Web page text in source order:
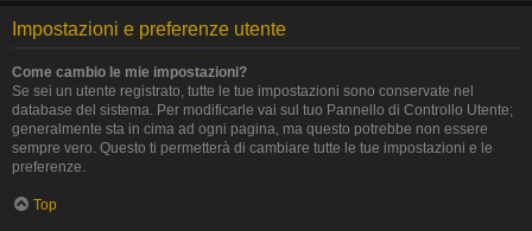
Impostazioni e preferenze utente
Come cambio le mie impostazioni?
Se sei un utente registrato, tutte le tue impostazioni sono conservate nel
database del sistema. Per modificarle vai sul tuo Pannello di Controllo Utente;
generalmente sta in cima ad ogni pagina, ma questo potrebbe non essere
sempre vero. Questo ti permetterà di cambiare tutte le tue impostazioni e le
preferenze.
Top